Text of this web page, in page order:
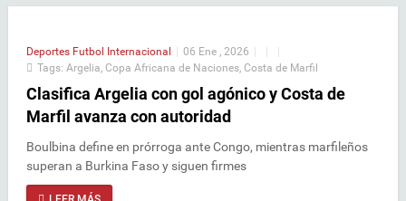
Deportes Futbol Internacional 06 Ene , 2026
Tags: Argelia, Copa Africana de Naciones, Costa de Marfil
Clasifica Argelia con gol agónico y Costa de
Marfil avanza con autoridad
Boulbina define en prórroga ante Congo, mientras marfileños
superan a Burkina Faso y siguen firmes